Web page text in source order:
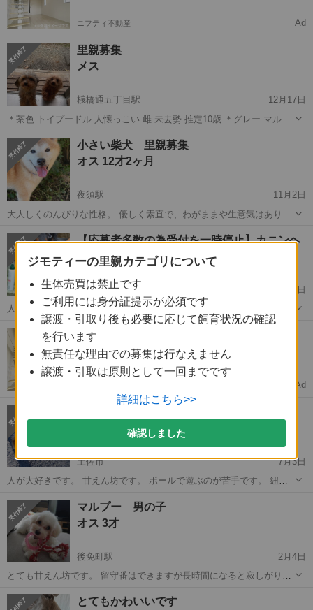
ニフティ不動産 Ad
里親募集
メス
桟橋通五丁目駅
12月17日
＊茶色 トイプードル 人懐っこい 雌 未去勢 推定10歳 ＊グレー マルプ
ます 血統書等 書類はありません 孫が産まれアレルギーと診断された
ため...
高知 高知市 桟橋通五丁目駅 トイプードル
小さい柴犬 里親募集
オス 12才2ヶ月
夜須駅
11月2日
大人しくのんびりな性格。 優しく素直で、わがままや生意気はありま
満足です。 鳴き声はほとんどなく静かです。 郵便屋さんやお客さんが
来てもワンともスンとも言わず石...
高知 香南市 夜須駅 柴犬 特徴
【応募者多数の為受付を一時停止】カニンヘ
ンダックス 小型犬 里親募集
オス 3才6ヶ月
夜須駅
11月1日
人が大好きで甘えん坊でべったりとすり寄ってきます。 抱っこが大好
きです。 他の犬や大型犬にも自分から寄って行って、元気に遊びま
す。 ケージの中から両手をそろえて「お願いお願い」と手招きするの
がとても可愛いです（写真3枚目）。...
高知 香南市 夜須駅 その他 ケージ
【格安物件多数！】家賃4万円以下多数
【保証人ナシ】賃貸物件多数掲載！
Ad
オス 7才9ヶ月
土佐市
7月3日
人が大好きです。 甘えん坊です。 ボールで遊ぶのが苦手です。 紐遊
す。 良好。 年齢は八歳になる年です。（10月生まれ） 小さい頃ペッ
トショップから購入しま...
高知 土佐市 ポメラニアン パピヨン
マルプー 男の子
オス 3才
後免町駅
2月4日
とても甘えん坊です。 留守番はできますが長時間になると寂しがりま
病気はありませんが、少食です。 環境が変われば食欲が落ちやすいの
高知 南国市 後免町駅 その他
とてもかわいいです
ジモティーの里親カテゴリについて
生体売買は禁止です
ご利用には身分証提示が必須です
譲渡・引取り後も必要に応じて飼育状況の確認
を行います
無責任な理由での募集は行なえません
譲渡・引取は原則として一回までです
詳細はこちら>>
確認しました